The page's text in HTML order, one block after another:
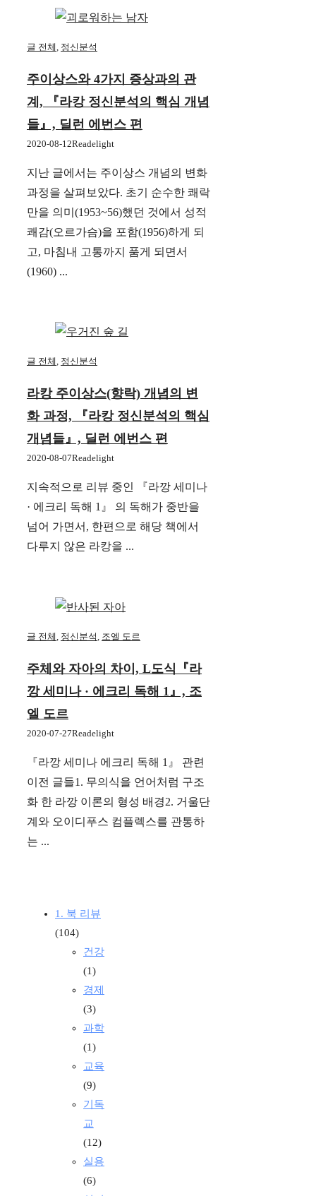
글 전체 정신분석
주이상스와 4가지 증상과의 관
계, 『라캉 정신분석의 핵심 개념
들』, 딜런 에번스 편
2020-08-12Readelight
지난 글에서는 주이상스 개념의 변화
과정을 살펴보았다. 초기 순수한 쾌락
만을 의미(1953~56)했던 것에서 성적
쾌감(오르가슴)을 포함(1956)하게 되
고, 마침내 고통까지 품게 되면서
(1960) ...
글 전체, 정신분석
라캉 주이상스(향락) 개념의 변
화 과정, 『라캉 정신분석의 핵심
개념들』, 딜런 에번스 편
2020-08-07Readelight
지속적으로 리뷰 중인 『라깡 세미나
· 에크리 독해 1』 의 독해가 중반을
넘어 가면서, 한편으로 해당 책에서
다루지 않은 라캉을 ...
글 전체 정신분석 조엘 도르
주체와 자아의 차이, L도식『라
깡 세미나 · 에크리 독해 1』, 조
엘 도르
2020-07-27Readelight
『라깡 세미나 에크리 독해 1』 관련
이전 글들1. 무의식을 언어처럼 구조
화 한 라깡 이론의 형성 배경2. 거울단
계와 오이디푸스 컴플렉스를 관통하
는 ...
1. 북 리뷰
(104)
건강
(1)
경제
(3)
과학
(1)
교육
(9)
기독
교
(12)
실용
(6)